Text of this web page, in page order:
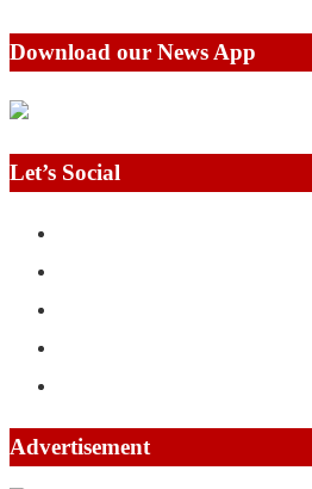
Download our News App
Let’s Social
Advertisement